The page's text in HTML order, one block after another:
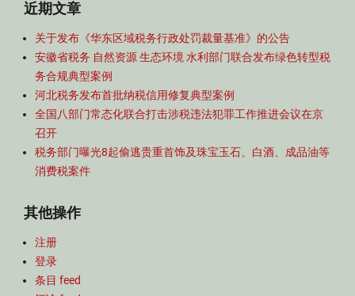
近期文章
关于发布《华东区域税务行政处罚裁量基准》的公告
安徽省税务 自然资源 生态环境 水利部门联合发布绿色转型税
务合规典型案例
河北税务发布首批纳税信用修复典型案例
全国八部门常态化联合打击涉税违法犯罪工作推进会议在京
召开
税务部门曝光8起偷逃贵重首饰及珠宝玉石、白酒、成品油等
消费税案件
其他操作
注册
登录
条目 feed